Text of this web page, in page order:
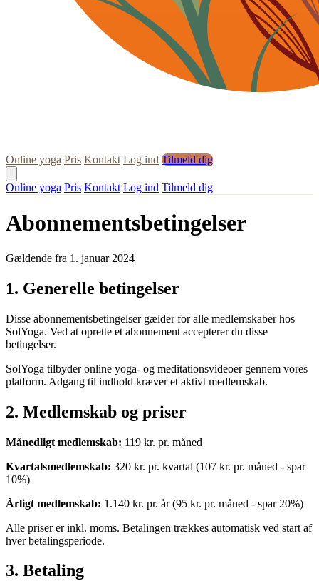
Online yoga Pris Kontakt Log ind Tilmeld dig
Online yoga Pris Kontakt Log ind Tilmeld dig
Abonnementsbetingelser
Gældende fra 1. januar 2024
1. Generelle betingelser
Disse abonnementsbetingelser gælder for alle medlemskaber hos
SolYoga. Ved at oprette et abonnement accepterer du disse
betingelser.
SolYoga tilbyder online yoga- og meditationsvideoer gennem vores
platform. Adgang til indhold kræver et aktivt medlemskab.
2. Medlemskab og priser
Månedligt medlemskab: 119 kr. pr. måned
Kvartalsmedlemskab: 320 kr. pr. kvartal (107 kr. pr. måned - spar
10%)
Årligt medlemskab: 1.140 kr. pr. år (95 kr. pr. måned - spar 20%)
Alle priser er inkl. moms. Betalingen trækkes automatisk ved start af
hver betalingsperiode.
3. Betaling